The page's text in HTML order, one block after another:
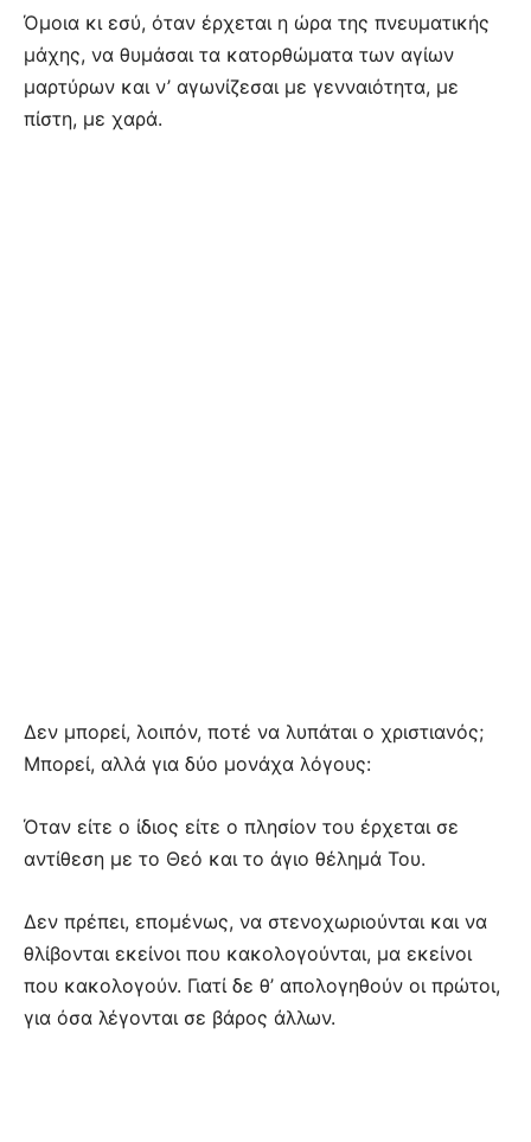
Όμοια κι εσύ, όταν έρχεται η ώρα της πνευματικής
μάχης, να θυμάσαι τα κατορθώματα των αγίων
μαρτύρων και ν’ αγωνίζεσαι με γενναιότητα, με
πίστη, με χαρά.
Δεν μπορεί, λοιπόν, ποτέ να λυπάται ο χριστιανός;
Μπορεί, αλλά για δύο μονάχα λόγους:
Όταν είτε ο ίδιος είτε ο πλησίον του έρχεται σε
αντίθεση με το Θεό και το άγιο θέλημά Του.
Δεν πρέπει, επομένως, να στενοχωριούνται και να
θλίβονται εκείνοι που κακολογούνται, μα εκείνοι
που κακολογούν. Γιατί δε θ’ απολογηθούν οι πρώτοι,
για όσα λέγονται σε βάρος άλλων.